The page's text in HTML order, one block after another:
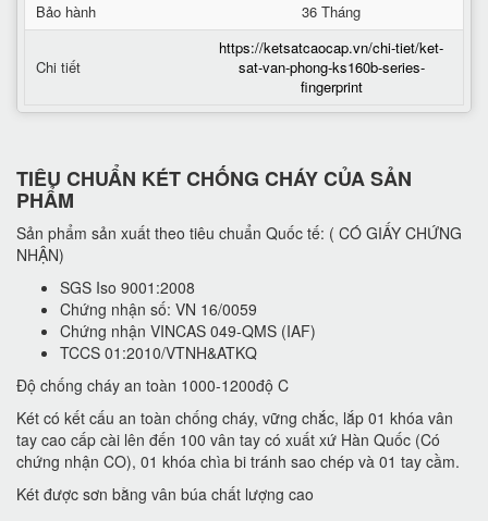
Bảo hành
36 Tháng
Chi tiết
https://ketsatcaocap.vn/chi-tiet/ket-
sat-van-phong-ks160b-series-
fingerprint
TIÊU CHUẨN KÉT CHỐNG CHÁY CỦA SẢN
PHẨM
Sản phẩm sản xuất theo tiêu chuẩn Quốc tế: ( CÓ GIẤY CHỨNG
NHẬN)
SGS Iso 9001:2008
Chứng nhận số: VN 16/0059
Chứng nhận VINCAS 049-QMS (IAF)
TCCS 01:2010/VTNH&ATKQ
Độ chống cháy an toàn 1000-1200độ C
Két có kết cấu an toàn chống cháy, vững chắc, lắp 01 khóa vân
tay cao cấp cài lên đến 100 vân tay có xuất xứ Hàn Quốc (Có
chứng nhận CO), 01 khóa chìa bi tránh sao chép và 01 tay cầm.
Két được sơn bằng vân búa chất lượng cao